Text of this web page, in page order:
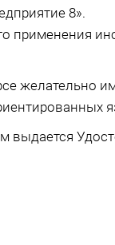
8».
применения
желательно
выдается